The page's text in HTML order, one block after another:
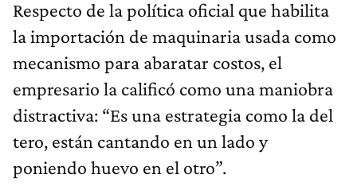
Respecto de la política oficial que habilita
la importación de maquinaria usada como
mecanismo para abaratar costos, el
empresario la calificó como una maniobra
distractiva: “Es una estrategia como la del
tero, están cantando en un lado y
poniendo huevo en el otro”.